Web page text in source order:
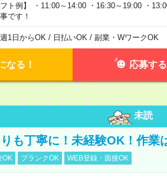
フト例】 ・11:00～14:00 ・16:30～19:00 ・
事です！
週1日からOK / 日払いOK / 副業・WワークOK
なる！ 応募する
未読
も丁寧に！未経験OK！作業
OK ブランクOK WEB登録・面接OK